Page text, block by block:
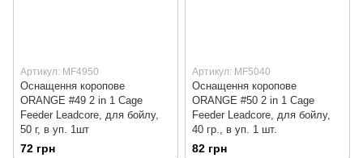
Артикул: MF4950
Оснащення коропове
ORANGE #49 2 in 1 Cage
Feeder Leadcore, для бойлу,
50 г, в уп. 1шт
72 грн
Артикул: MF5040
Оснащення коропове
ORANGE #50 2 in 1 Cage
Feeder Leadcore, для бойлу,
40 гр., в уп. 1 шт.
82 грн